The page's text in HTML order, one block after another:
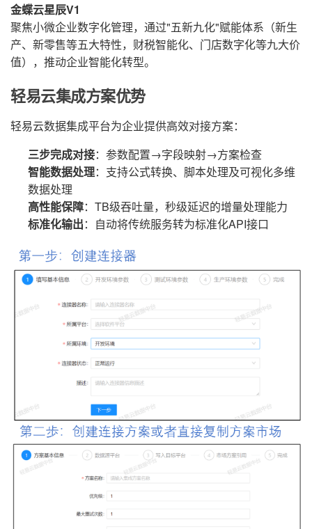
金蝶云星辰V1
聚焦小微企业数字化管理，通过"五新九化"赋能体系（新生
产、新零售等五大特性，财税智能化、门店数字化等九大价
值），推动企业智能化转型。
轻易云集成方案优势
轻易云数据集成平台为企业提供高效对接方案：
三步完成对接：参数配置→字段映射→方案检查
智能数据处理：支持公式转换、脚本处理及可视化多维
数据处理
高性能保障：TB级吞吐量，秒级延迟的增量处理能力
标准化输出：自动将传统服务转为标准化API接口